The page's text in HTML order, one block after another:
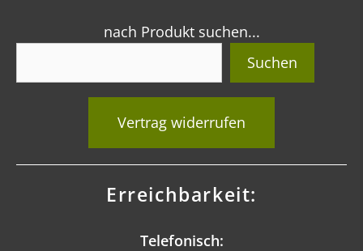
nach Produkt suchen...
Suchen
Vertrag widerrufen
Erreichbarkeit:
Telefonisch: